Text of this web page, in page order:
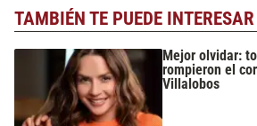
TAMBIÉN TE PUEDE INTERESAR
Mejor olvidar:
rompieron el
Villalobos